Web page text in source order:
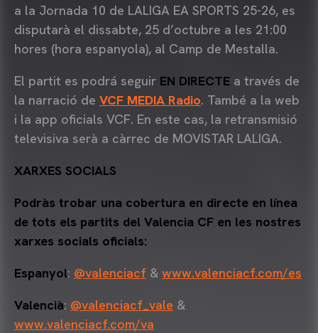
a la Jornada 10 de LALIGA EA SPORTS 25-26, es
disputarà el dissabte, 25 d’octubre a les 21:00
hores (hora espanyola), al Camp de Mestalla.
El partit es podrá seguir EN DIRECTE a través de
la narració de VCF MEDIA Radio. També a la web
i la app oficials VCF. En este cas, la retransmisió
televisiva serà a càrrec de MOVISTAR LALIGA.
XARXES SOCIALS
Podràs trobar una cobertura en directe en línea
de tots els partits del Valencia CF en les nostres
xarxes socials oficials:
Espanyol: @valenciacf & www.valenciacf.com/es
Valencià: @valenciacf_vale &
www.valenciacf.com/va